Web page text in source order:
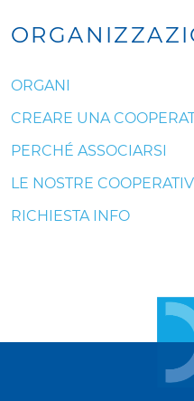
ORGANI
CREARE UNA
PERCHÉ ASSOCIARSI
LE NOSTRE
RICHIESTA INFO